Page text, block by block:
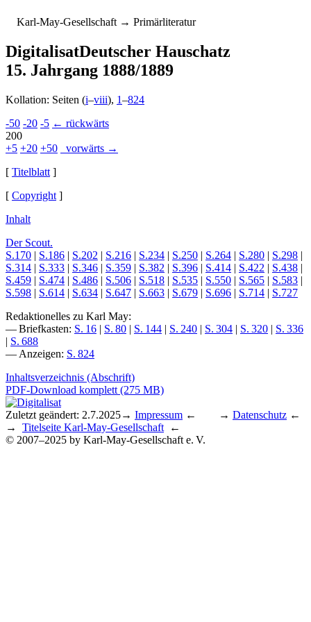
Karl-May-Gesellschaft → Primärliteratur
DigitalisatDeutscher Hauschatz
15. Jahrgang 1888/1889
Kollation: Seiten (i–viii), 1–824
-50 -20 -5 ← rückwärts
200
+5 +20 +50
vorwärts →
[ Titelblatt ]
[ Copyright ]
Inhalt
Der Scout.
S.170 | S.186 | S.202 | S.216 | S.234 | S.250 | S.264 | S.280 | S.298 |
S.314 | S.333 | S.346 | S.359 | S.382 | S.396 | S.414 | S.422 | S.438 |
S.459 | S.474 | S.486 | S.506 | S.518 | S.535 | S.550 | S.565 | S.583 |
S.598 | S.614 | S.634 | S.647 | S.663 | S.679 | S.696 | S.714 | S.727
Redaktionelles zu Karl May:
— Briefkasten: S. 16 | S. 80 | S. 144 | S. 240 | S. 304 | S. 320 | S. 336
| S. 688
— Anzeigen: S. 824
Inhaltsverzeichnis (Abschrift)
PDF-Download komplett (275 MB)
Zuletzt geändert: 2.7.2025→ Impressum ← → Datenschutz ←
→ Titelseite Karl-May-Gesellschaft ←
© 2007–2025 by Karl-May-Gesellschaft e. V.